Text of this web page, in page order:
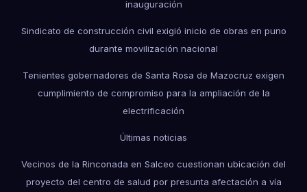
inauguración
Sindicato de construcción civil exigió inicio de obras en puno
durante movilización nacional
Tenientes gobernadores de Santa Rosa de Mazocruz exigen
cumplimiento de compromiso para la ampliación de la
electrificación
Últimas noticias
Vecinos de la Rinconada en Salceo cuestionan ubicación del
proyecto del centro de salud por presunta afectación a vía